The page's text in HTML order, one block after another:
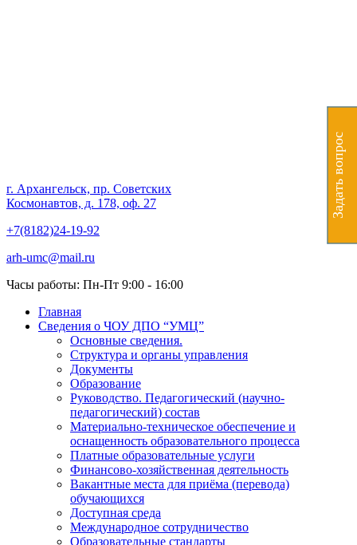
г. Архангельск, пр. Советских
Космонавтов, д. 178, оф. 27
+7(8182)24-19-92
arh-umc@mail.ru
Часы работы: Пн-Пт 9:00 - 16:00
Главная
Сведения о ЧОУ ДПО “УМЦ”
Основные сведения.
Структура и органы управления
Документы
Образование
Руководство. Педагогический (научно-
педагогический) состав
Материально-техническое обеспечение и
оснащенность образовательного процесса
Платные образовательные услуги
Финансово-хозяйственная деятельность
Вакантные места для приёма (перевода)
обучающихся
Доступная среда
Международное сотрудничество
Образовательные стандарты
Задать вопрос